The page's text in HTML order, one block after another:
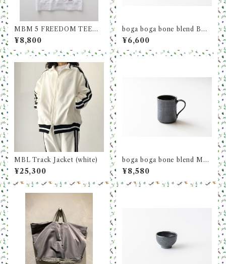
MBM 5 FREEDOM TEE 5
分袖 ホワイト 吊り編み天
竺 カットソー
¥8,800
boga boga bone blend BO
WL LARGE 茶碗（ラージ）
¥6,600
MBL Track Jacket (white)
¥25,300
boga boga bone blend MU
G LARGE マグカップ（ラー
ジ）
¥8,580